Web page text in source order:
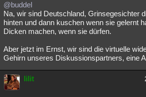
@buddel
Na, wir sind Deutschland, Grinsegesichter
hinten und dann kuschen wenn sie gelernt
Dicken machen, wenn sie dürfen.
Aber jetzt im Ernst, wir sind die virtuelle
Gehirn unseres Diskussionspartners, eine
lilit